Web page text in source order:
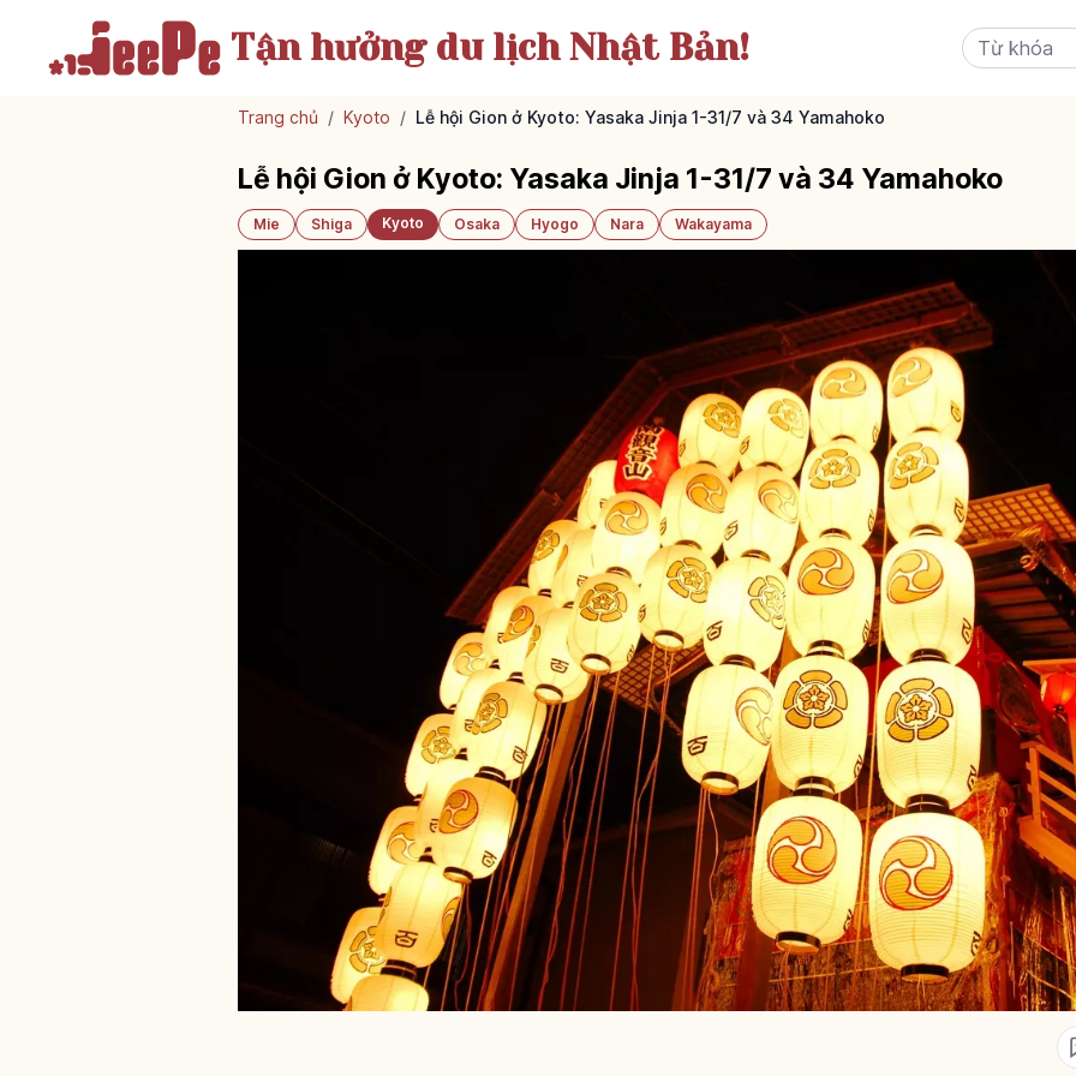
Tận hưởngdu lịch Nhật Bản!
Trang chủ / Kyoto / Lễ hội Gion ở Kyoto: Yasaka Jinja 1-31/7 và 34 Yamahoko
Lễ hội Gion ở Kyoto: Yasaka Jinja 1-31/7 và 34 Yamahoko
Mie Shiga Kyoto Osaka Hyogo Nara Wakayama